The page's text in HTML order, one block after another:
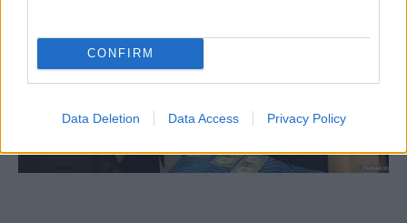
CONFIRM
Data Deletion Data Access Privacy Policy